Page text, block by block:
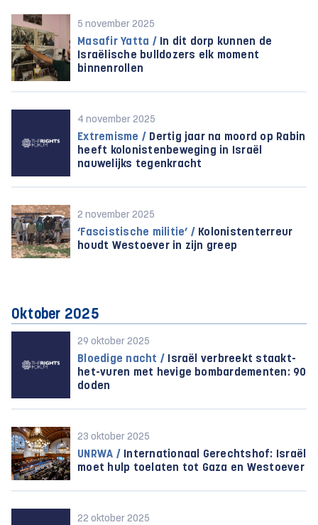
5 november 2025
Masafir Yatta / In dit dorp kunnen de
Israëlische bulldozers elk moment
binnenrollen
4 november 2025
Extremisme / Dertig jaar na moord op Rabin
heeft kolonistenbeweging in Israël
nauwelijks tegenkracht
2 november 2025
‘Fascistische militie’ / Kolonistenterreur
houdt Westoever in zijn greep
Oktober 2025
29 oktober 2025
Bloedige nacht / Israël verbreekt staakt-
het-vuren met hevige bombardementen: 90
doden
23 oktober 2025
UNRWA / Internationaal Gerechtshof: Israël
moet hulp toelaten tot Gaza en Westoever
22 oktober 2025